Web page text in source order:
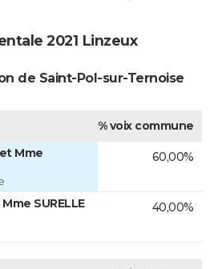
2021 Linzeux
de Saint-Pol-sur-Ternoise
% voix commune
Mme
60,00%
SURELLE
40,00%